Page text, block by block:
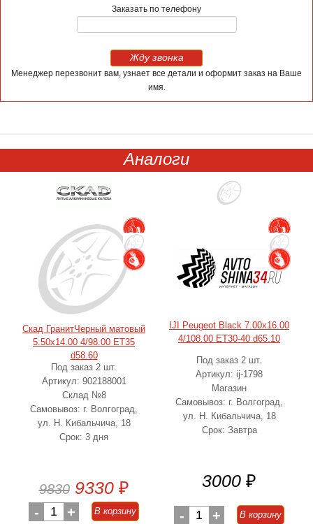
Заказать по телефону
Жду звонка
Менеджер перезвонит вам, узнает все детали и оформит заказ на Ваше
имя.
Аналоги
Скад ГранитЧерный матовый
5.50x14.00 4/98.00 ET35
d58.60
Под заказ 2 шт.
Артикул: 902188001
Склад №8
Самовывоз: г. Волгоград,
ул. Н. Кибальчича, 18
Срок: 3 дня
9830 9330 ₽
- 1 + В корзину
IJI Peugeot Black 7.00x16.00
4/108.00 ET30-40 d65.10
Под заказ 2 шт.
Артикул: ij-1798
Магазин
Самовывоз: г. Волгоград,
ул. Н. Кибальчича, 18
Срок: Завтра
3000 ₽
- 1 + В корзину